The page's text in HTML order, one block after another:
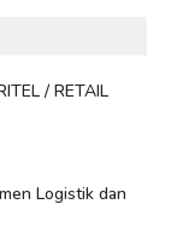
/ RETAIL
Logistik dan